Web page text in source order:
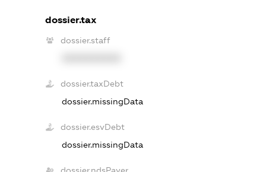
dossier.tax
dossier.staff
dossier.taxDebt
dossier.missingData
dossier.esvDebt
dossier.missingData
dossier.ndsPayer